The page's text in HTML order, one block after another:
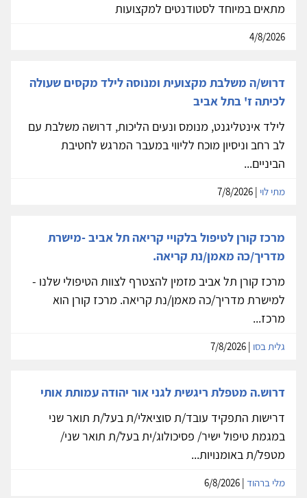
מתאים במיוחד לסטודנטים למקצועות
4/8/2026
דרוש/ה משלבת מקצועית ומנוסה לילד מקסים שעולה
לכיתה ז' בתל אביב
לילד אינטליגנט, מנומס ונעים הליכות, דרושה משלבת עם
לב רחב וניסיון מוכח לליווי במעבר המרגש לחטיבת
הביניים...
מתי לוי
מרכז קורן לטיפול בלקויי קריאה תל אביב -מישרת
מדריך/כה מאמן/נת קריאה.
מרכז קורן תל אביב מזמין להצטרף לצוות הטיפולי שלנו -
למישרת מדריך/כה מאמן/נת קריאה. מרכז קורן הוא
מרכז...
גלית בסו
דרוש.ה מטפלת ריגשית לגני אור יהודה עמותת אותי
דרישות התפקיד עובד/ת סוציאלי/ת בעל/ת תואר שני
במגמת טיפול ישיר/ פסיכולוג/ית בעל/ת תואר שני/
מטפל/ת באומנויות...
מלי ברהוד